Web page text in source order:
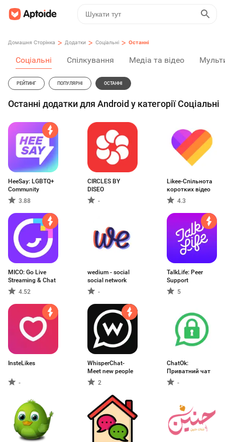
Домашня Сторінка > Додатки > Соціальні > Останні
Соціальні Спілкування Медіа та відео
РЕЙТИНГ ПОПУЛЯРНІ ОСТАННІ
Останні додатки для Android у категорії Соціальні
HeeSay: LGBTQ+
Community
3.88
CIRCLES BY
DISEO
-
Likee-Спільнота
коротких відео
4.3
MICO: Go Live
Streaming & Chat
4.52
wedium - social
social network
-
TalkLife: Peer
Support
5
InsteLikes
-
WhisperChat-
Meet new people
2
ChatOk:
Приватний чат
-